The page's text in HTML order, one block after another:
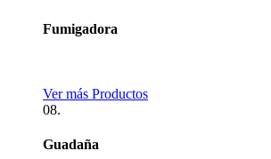
Fumigadora
Ver más Productos
08.
Guadaña